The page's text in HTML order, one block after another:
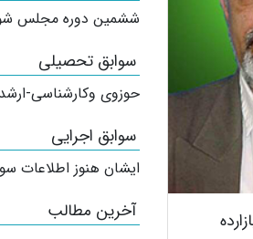
ششمین دوره مجلس
سوابق تحصیلی
حوزوی وکارشناسی-ارشد
سوابق اجرایی
ایشان هنوز اطلاعات
آخرین مطالب